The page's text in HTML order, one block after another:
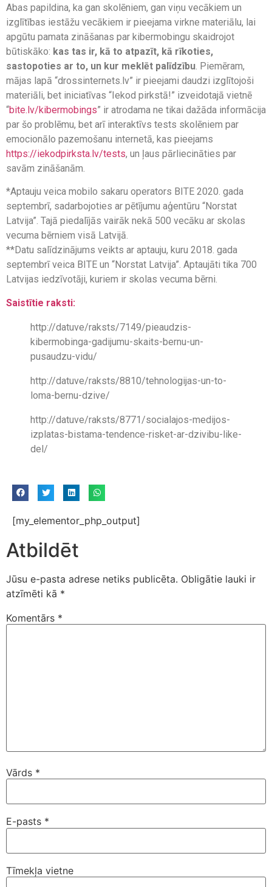
Abas papildina, ka gan skolēniem, gan viņu vecākiem un
izglītības iestāžu vecākiem ir pieejama virkne materiālu, lai
apgūtu pamata zināšanas par kibermobingu skaidrojot
būtiskāko: kas tas ir, kā to atpazīt, kā rīkoties,
sastopoties ar to, un kur meklēt palīdzību. Piemēram,
mājas lapā “drossinternets.lv” ir pieejami daudzi izglītojoši
materiāli, bet iniciatīvas “Iekod pirkstā!” izveidotajā vietnē
“bite.lv/kibermobings” ir atrodama ne tikai dažāda informācija
par šo problēmu, bet arī interaktīvs tests skolēniem par
emocionālo pazemošanu internetā, kas pieejams
https://iekodpirksta.lv/tests, un ļaus pārliecināties par
savām zināšanām.
*Aptauju veica mobilo sakaru operators BITE 2020. gada
septembrī, sadarbojoties ar pētījumu aģentūru “Norstat
Latvija”. Tajā piedalījās vairāk nekā 500 vecāku ar skolas
vecuma bērniem visā Latvijā.
**Datu salīdzinājums veikts ar aptauju, kuru 2018. gada
septembrī veica BITE un “Norstat Latvija”. Aptaujāti tika 700
Latvijas iedzīvotāji, kuriem ir skolas vecuma bērni.
Saistītie raksti:
http://datuve/raksts/7149/pieaudzis-
kibermobinga-gadijumu-skaits-bernu-un-
pusaudzu-vidu/
http://datuve/raksts/8810/tehnologijas-un-to-
loma-bernu-dzive/
http://datuve/raksts/8771/socialajos-medijos-
izplatas-bistama-tendence-risket-ar-dzivibu-like-
del/
[my_elementor_php_output]
Atbildēt
Jūsu e-pasta adrese netiks publicēta. Obligātie lauki ir
atzīmēti kā *
Komentārs *
Vārds *
E-pasts *
Tīmekļa vietne